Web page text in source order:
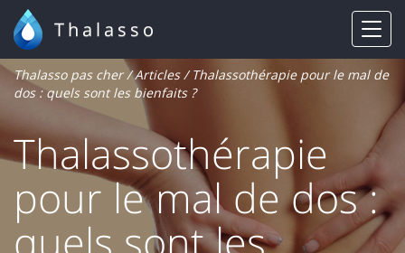
Thalasso
Thalassothérapie
pour le mal de dos :
quels sont les
Thalasso pas cher/Articles/ Thalassothérapie pour le mal de
dos : quels sont les bienfaits ?